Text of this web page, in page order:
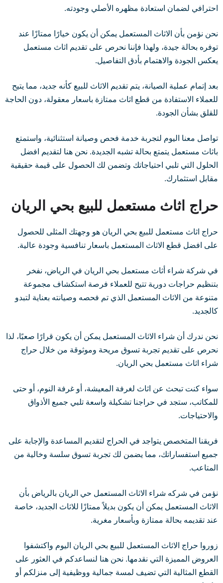
احترافي لضمان استعادة مظهره الأصلي وجودته.
نحن نؤمن بأن الاثاث المستعمل يمكن أن يكون خيارًا ممتازًا عند
توفره بحالة جيدة، ولهذا فإننا نحرص على تقديم اثاث مستعمل
يعكس الجودة والاهتمام بأدق التفاصيل.
بعد إتمام عملية الصيانة، يتم تقديم الاثاث للبيع كأنه جديد، مما يتيح
للعملاء الاستفادة من قطع اثاث ممتازة باسعار معقولة، دون الحاجة
للقلق بشأن الجودة.
تواصل معنا اليوم لتجربة خدمة فحص وصيانة استثنائية، واستمتع
باثاث مستعمل يتمتع بحالة تشبه الجديدة. نحن هنا لتقديم افضل
الحلول التي تلبي احتياجاتك وتضمن لك الحصول على قيمة حقيقية
مقابل استثمارك.
حراج اثاث مستعمل للبيع بحي الريان
حراج اثاث مستعمل للبيع بحي الريان هو وجهتك المثلى للحصول
على افضل قطع الاثاث المستعمل باسعار تنافسية وجودة عالية.
في شركة شراء أثاث مستعمل بحي الريان في الرياض، نفخر
بتنظيم حراجات دورية تتيح للعملاء فرصة استكشاف مجموعة
متنوعة من الاثاث المستعمل الذي تم فحصه وصيانته بعناية لتبدو
كالجديد.
نحن ندرك أن شراء الاثاث المستعمل يمكن أن يكون قرارًا صعبًا، لذا
نحرص على تقديم تجربة تسوق مريحة وموثوقة من خلال حراج
شراء اثاث مستعمل بحي الريان.
سواء كنت تبحث عن اثاث لغرفة المعيشة، أو غرفة النوم، أو حتى
للمكاتب، ستجد في حراجنا تشكيلة واسعة تلبي جميع الأذواق
والاحتياجات.
فريقنا المتخصص يتواجد في الحراج لتقديم المساعدة والإجابة على
جميع استفساراتك، مما يضمن لك تجربة تسوق سلسة وخالية من
المتاعب.
نؤمن في شركه شراء الاثاث المستعمل حي الريان بالرياض بأن
الاثاث المستعمل يمكن أن يكون بديلاً ممتازًا للاثاث الجديد، خاصة
عند تقديمه بحالة ممتازة وبأسعار مغرية.
زوروا حراج الاثاث المستعمل للبيع بحي الريان اليوم واكتشفوا
العروض المميزة التي نقدمها. نحن هنا لنساعدكم في العثور على
القطع المثالية التي تضيف لمسة جمالية ووظيفية إلى منزلكم أو